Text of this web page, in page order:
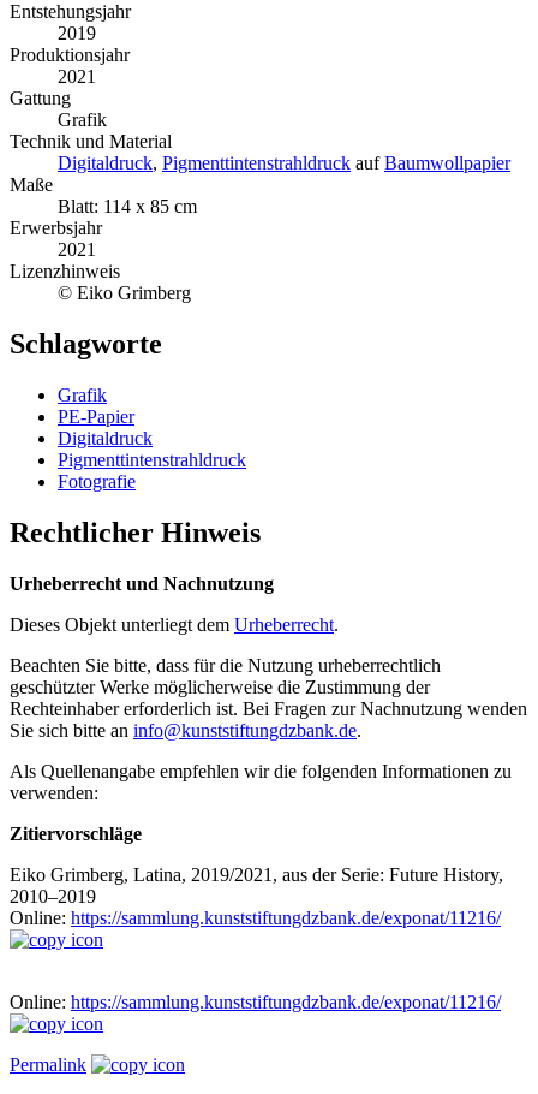
Entstehungsjahr
2019
Produktionsjahr
2021
Gattung
Grafik
Technik und Material
Digitaldruck, Pigmenttintenstrahldruck aufBaumwollpapier
Maße
Blatt: 114 x 85 cm
Erwerbsjahr
2021
Lizenzhinweis
© Eiko Grimberg
Schlagworte
Grafik
PE-Papier
Digitaldruck
Pigmenttintenstrahldruck
Fotografie
Rechtlicher Hinweis
Urheberrecht und Nachnutzung
Dieses Objekt unterliegt dem Urheberrecht.
Beachten Sie bitte, dass für die Nutzung urheberrechtlich
geschützter Werke möglicherweise die Zustimmung der
Rechteinhaber erforderlich ist. Bei Fragen zur Nachnutzung wenden
Sie sich bitte an info@kunststiftungdzbank.de.
Als Quellenangabe empfehlen wir die folgenden Informationen zu
verwenden:
Zitiervorschläge
Eiko Grimberg, Latina, 2019/2021, aus der Serie: Future History,
2010–2019
Online: https://sammlung.kunststiftungdzbank.de/exponat/11216/
Online: https://sammlung.kunststiftungdzbank.de/exponat/11216/
Permalink